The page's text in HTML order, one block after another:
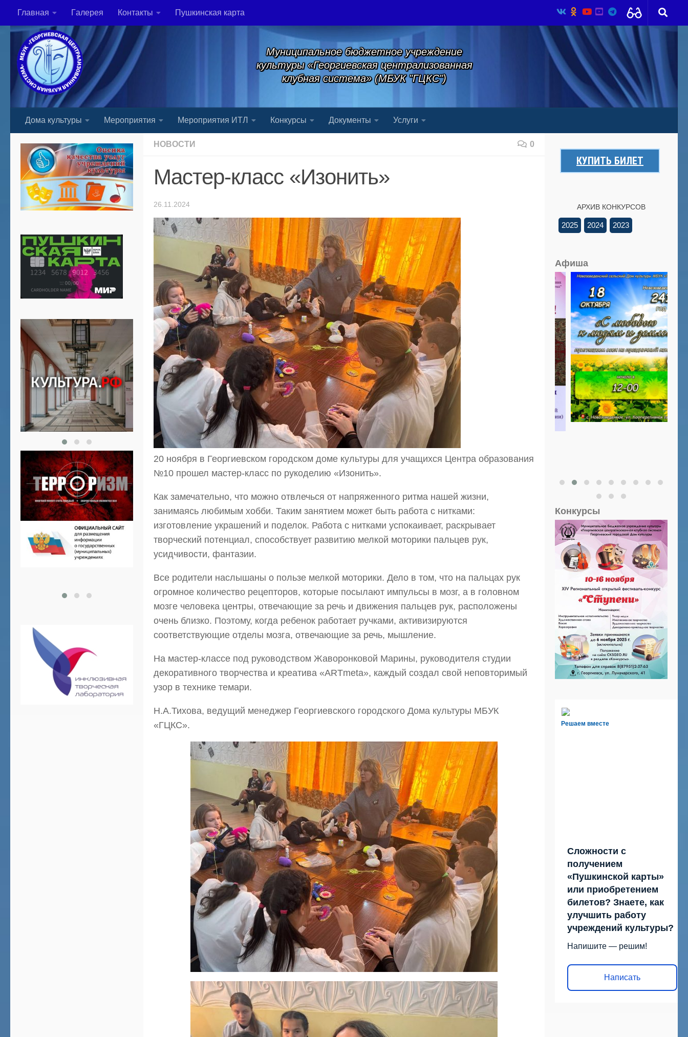
Skip to content
Главная Гaлерея Контакты Пушкинская карта
Муниципальное бюджетное учреждение
культуры «Георгиевская централизованная
клубная система» (МБУК "ГЦКС")
Дома культуры Мероприятия Мероприятия ИТЛ Конкурсы Документы Услуги
НОВОСТИ 0
Мастер-класс «Изонить»
26.11.2024
20 ноября в Георгиевском городском доме культуры для учащихся Центра образования
№10 прошел мастер-класс по рукоделию «Изонить».
Как замечательно, что можно отвлечься от напряженного ритма нашей жизни,
занимаясь любимым хобби. Таким занятием может быть работа с нитками:
изготовление украшений и поделок. Работа с нитками успокаивает, раскрывает
творческий потенциал, способствует развитию мелкой моторики пальцев рук,
усидчивости, фантазии.
Все родители наслышаны о пользе мелкой моторики. Дело в том, что на пальцах рук
огромное количество рецепторов, которые посылают импульсы в мозг, а в головном
мозге человека центры, отвечающие за речь и движения пальцев рук, расположены
очень близко. Поэтому, когда ребенок работает ручками, активизируются
соответствующие отделы мозга, отвечающие за речь, мышление.
На мастер-классе под руководством Жаворонковой Марины, руководителя студии
декоративного творчества и креатива «ARTmeta», каждый создал свой неповторимый
узор в технике темари.
Н.А.Тихова, ведущий менеджер Георгиевского городского Дома культуры МБУК
«ГЦКС».
КУПИТЬ БИЛЕТ
АРХИВ КОНКУРСОВ
2025 2024 2023
Афиша
Конкурсы
Решаем вместе
Сложности с
получением
«Пушкинской карты»
или приобретением
билетов? Знаете, как
улучшить работу
учреждений культуры?
Напишите — решим!
Написать